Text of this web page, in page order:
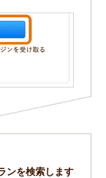
ンを検索します